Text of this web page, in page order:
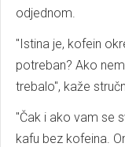
odjednom.
"Istina je, kofein
potreban? Ako
trebalo", kaže
"Čak i ako vam se
kafu bez kofeina.